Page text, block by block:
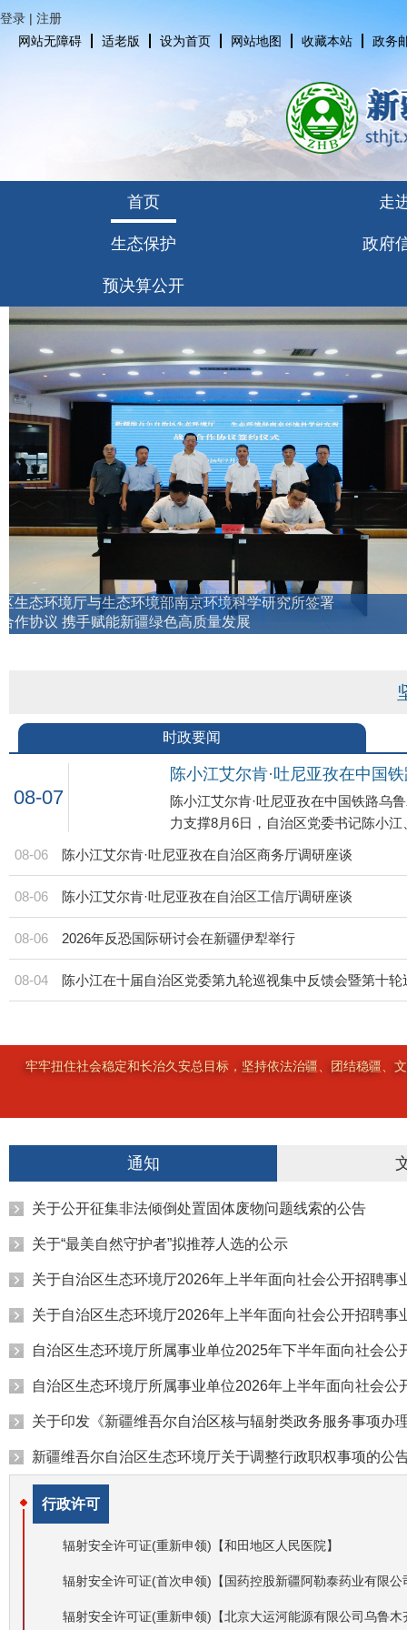
登录 | 注册
网站无障碍
适老版 设为首页 网站地图 收藏本站 政务
首页 走
生态保护 政府
预决算公开
时政要闻
08-07
陈小江艾尔肯·吐尼亚孜在中国
陈小江艾尔肯·吐尼亚孜在中国铁路乌
力支撑8月6日，自治区党委书记陈小
08-06 陈小江艾尔肯·吐尼亚孜在自治区商务厅调研座谈
08-06 陈小江艾尔肯·吐尼亚孜在自治区工信厅调研座谈
08-06 2026年反恐国际研讨会在新疆伊犁举行
08-04
牢牢扭住社会稳定和长治久安总目标，坚持依法治疆、团结稳疆、
通知
关于公开征集非法倾倒处置固体废物问题线索的公告
关于“最美自然守护者”拟推荐人选的公示
关于自治区生态环境厅2026年上半年面向社会公开招聘
关于自治区生态环境厅2026年上半年面向社会公开招聘
自治区生态环境厅所属事业单位2025年下半年面向社会
自治区生态环境厅所属事业单位2026年上半年面向社会
关于印发《新疆维吾尔自治区核与辐射类政务服务事项办
新疆维吾尔自治区生态环境厅关于调整行政职权事项的公
行政许可
辐射安全许可证(重新申领)【和田地区人民医院】
辐射安全许可证(首次申领)【国药控股新疆阿勒泰药业有限公
辐射安全许可证(重新申领)【北京大运河能源有限公司乌鲁木